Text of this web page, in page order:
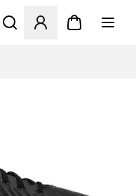
Åbner en Modal til at